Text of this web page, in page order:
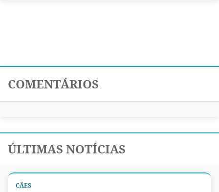
COMENTÁRIOS
ÚLTIMAS NOTÍCIAS
CÃES